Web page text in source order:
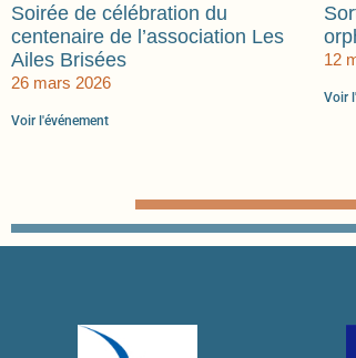
Soirée de célébration du
centenaire de l’association Les
Ailes Brisées
26 mars 2026
Voir l'événement
12
Voir